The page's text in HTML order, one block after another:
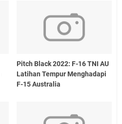
Pitch Black 2022: F-16 TNI AU
Latihan Tempur Menghadapi
F-15 Australia